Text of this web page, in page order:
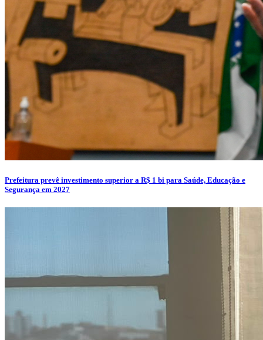
Prefeitura prevê investimento superior a R$ 1 bi para Saúde, Educação e
Segurança em 2027